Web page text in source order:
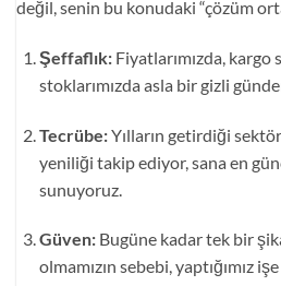
değil, senin bu konudaki “çözüm
Şeffaflık:Fiyatlarımızda, kargo
stoklarımızda asla bir gizli
Tecrübe:Yılların getirdiği
yeniliği takip ediyor, sana en
sunuyoruz.
Güven:Bugüne kadar tek bir
olmamızın sebebi, yaptığımız